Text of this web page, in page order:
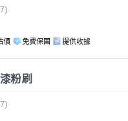
價 免費保固 提供收據
粉刷